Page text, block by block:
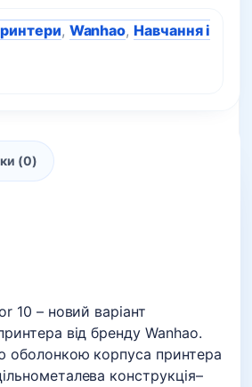
, Wanhao,Навчання і
(0)
10 – новий варіант
від бренду Wanhao.
оболонкою корпуса принтера
конструкція–